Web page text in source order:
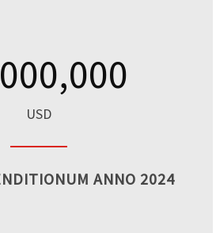
USD
ANNO 2024